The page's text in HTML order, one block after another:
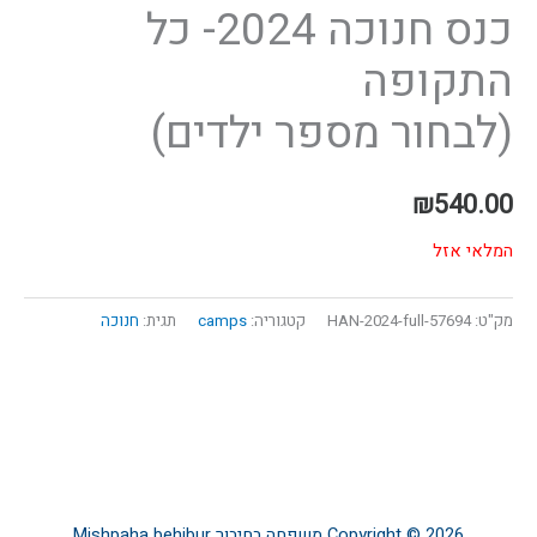
כנס חנוכה 2024- כל
התקופה
(לבחור מספר ילדים)
₪540.00
המלאי אזל
מק"ט:57694-HAN-2024-full קטגוריה: camps תגית: חנוכה